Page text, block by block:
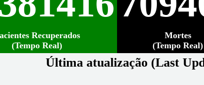
Recuperados
(Tempo Real)
Mortes
(Tempo Real)
Última atualização (Last